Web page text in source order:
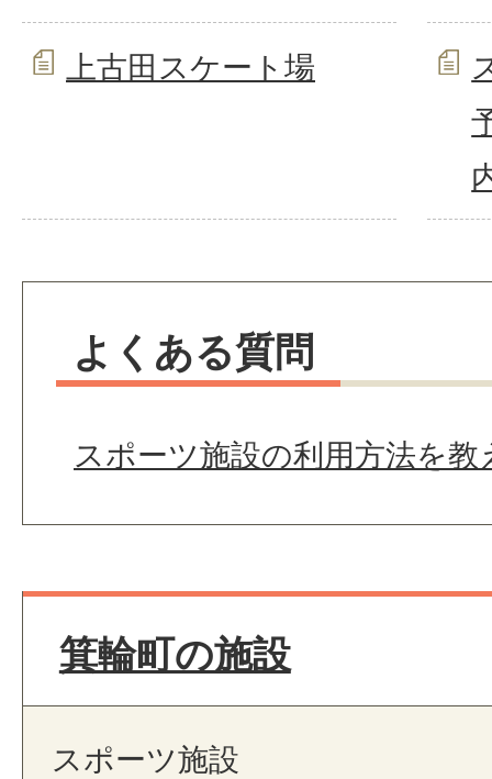
上古田スケート場
よくある質問
スポーツ施設の利用方法を
箕輪町の施設
スポーツ施設